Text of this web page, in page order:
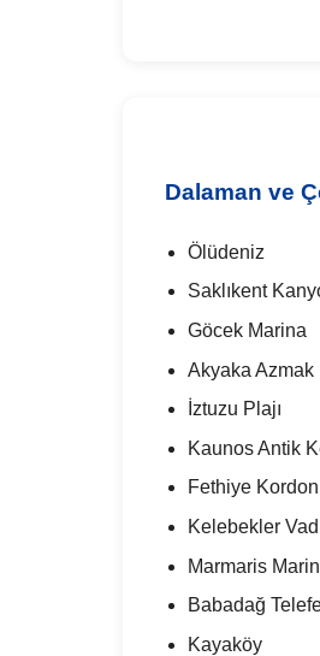
Dalaman ve
Ölüdeniz
Saklıkent
Göcek Marina
Akyaka Azmak
İztuzu Plajı
Kaunos Antik
Fethiye Kordon
Kelebekler
Marmaris
Babadağ
Kayaköy